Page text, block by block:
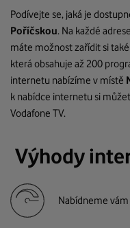
Podívejte se, jaká je
Poříčskou. Na každé
máte možnost zařídit si
která obsahuje až 200
internetu nabízíme v místě
k nabídce internetu si
Vodafone TV.
Výhody
Nabídneme